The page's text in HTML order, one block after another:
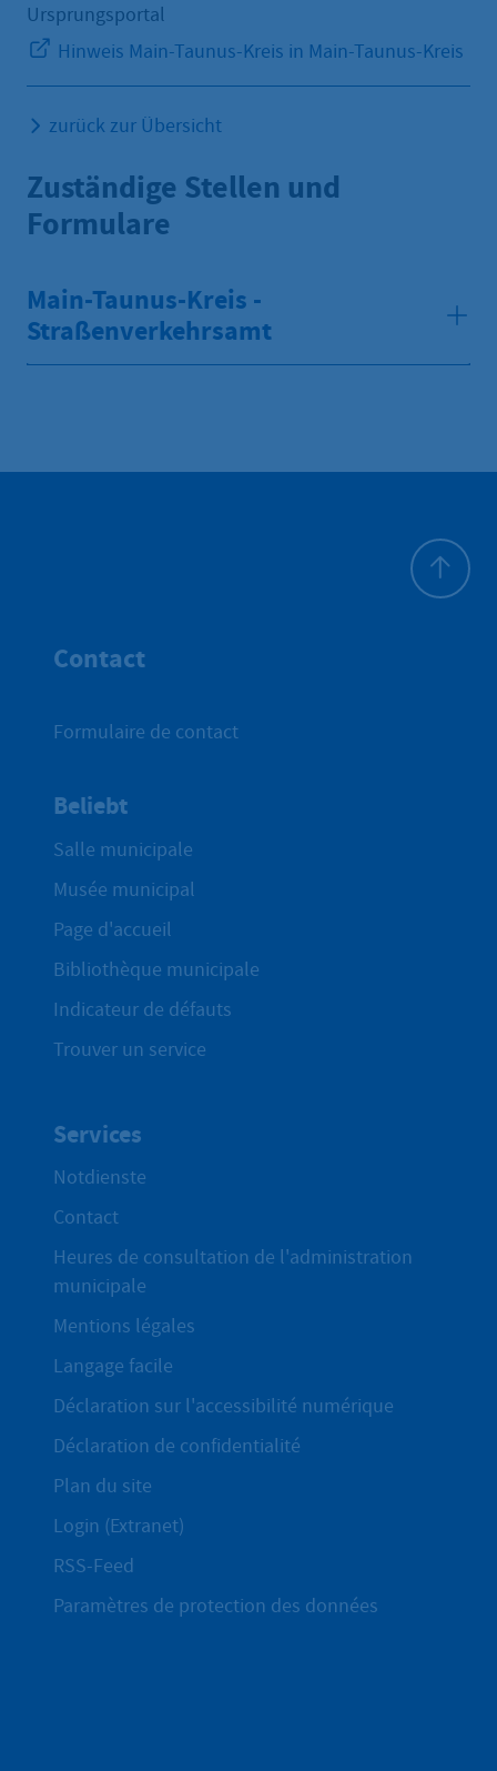
Ursprungsportal
Hinweis Main-Taunus-Kreis in Main-Taunus-Kreis
zurück zur Übersicht
Zuständige Stellen und
Formulare
Main-Taunus-Kreis -
Straßenverkehrsamt
Contact
Formulaire de contact
Beliebt
Salle municipale
Musée municipal
Page d'accueil
Bibliothèque municipale
Indicateur de défauts
Trouver un service
Services
Notdienste
Contact
Heures de consultation de l'administration
municipale
Mentions légales
Langage facile
Déclaration sur l'accessibilité numérique
Déclaration de confidentialité
Plan du site
Login (Extranet)
RSS-Feed
Paramètres de protection des données